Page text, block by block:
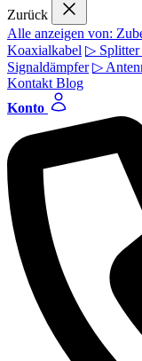
Zurück
Alle anzeigen von:
Koaxialkabel ▷ Splitter
Signaldämpfer ▷
Kontakt Blog
Konto